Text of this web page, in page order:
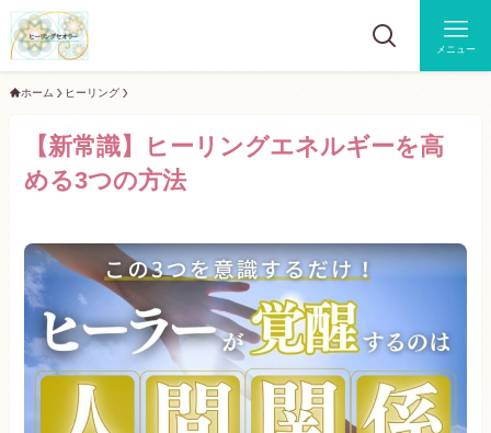
メニュー
ホーム ヒーリング
【新常識】ヒーリングエネルギーを高
める3つの方法